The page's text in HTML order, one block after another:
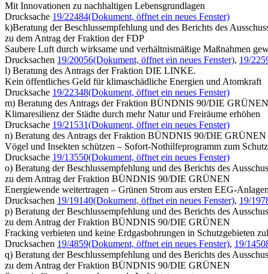
Mit Innovationen zu nachhaltigen Lebensgrundlagen
Drucksache 19/22484(Dokument, öffnet ein neues Fenster)
k)Beratung der Beschlussempfehlung und des Berichts des
zu dem Antrag der Fraktion der FDP
Saubere Luft durch wirksame und verhältnismäßige Maßnahmen
Drucksachen 19/20056(Dokument, öffnet ein neues Fenster), 19/
l) Beratung des Antrags der Fraktion DIE LINKE.
Kein öffentliches Geld für klimaschädliche Energien und Atomkraft
Drucksache 19/22348(Dokument, öffnet ein neues Fenster)
m) Beratung des Antrags der Fraktion BÜNDNIS 90/DIE GRÜNEN
Klimaresilienz der Städte durch mehr Natur und Freiräume erhöhen
Drucksache 19/21531(Dokument, öffnet ein neues Fenster)
n) Beratung des Antrags der Fraktion BÜNDNIS 90/DIE GRÜNEN
Vögel und Insekten schützen – Sofort-Nothilfeprogramm zum
Drucksache 19/13550(Dokument, öffnet ein neues Fenster)
o) Beratung der Beschlussempfehlung und des Berichts des
zu dem Antrag der Fraktion BÜNDNIS 90/DIE GRÜNEN
Energiewende weitertragen – Grünen Strom aus ersten EEG-
Drucksachen 19/19140(Dokument, öffnet ein neues Fenster), 19/
p) Beratung der Beschlussempfehlung und des Berichts des
zu dem Antrag der Fraktion BÜNDNIS 90/DIE GRÜNEN
Fracking verbieten und keine Erdgasbohrungen in Schutzgebieten
Drucksachen 19/4859(Dokument, öffnet ein neues Fenster), 19/
q) Beratung der Beschlussempfehlung und des Berichts des
zu dem Antrag der Fraktion BÜNDNIS 90/DIE GRÜNEN